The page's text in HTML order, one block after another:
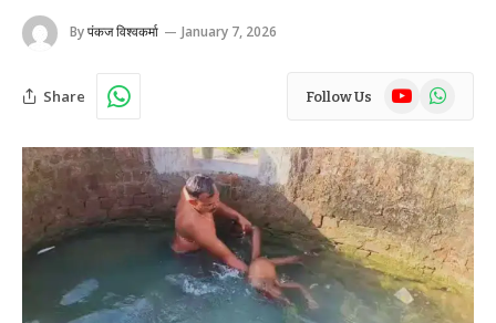
Byपंकज विश्वकर्मा January 7, 2026
Share Follow Us YouTubeWhatsApp